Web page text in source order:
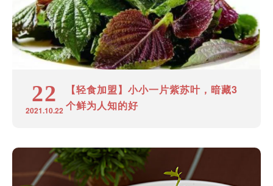
22
2021.10.22
【轻食加盟】小小一片紫苏叶，暗藏3
个鲜为人知的好